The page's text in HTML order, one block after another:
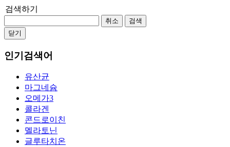
검색하기
취소
검색
닫기
인기검색어
유산균
마그네슘
오메가3
콜라겐
콘드로이친
멜라토닌
글루타치온